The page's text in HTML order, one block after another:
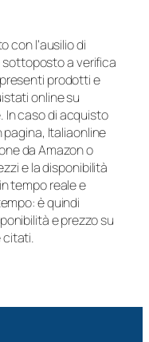
con l’ausilio di
a verifica
prodotti e
online su
In caso di acquisto
Italiaonline
da Amazon o
e la disponibilità
tempo reale e
è quindi
e prezzo su
citati.